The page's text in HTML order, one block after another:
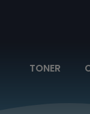
TONER